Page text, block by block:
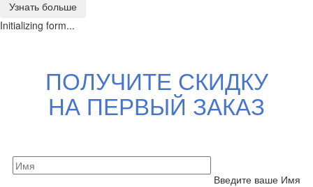
Узнать больше
Initializing form...
ПОЛУЧИТЕ СКИДКУ
НА ПЕРВЫЙ ЗАКАЗ
Введите ваше Имя